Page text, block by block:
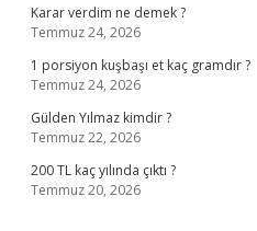
Karar verdim ne demek ?
Temmuz 24, 2026
1 porsiyon kuşbaşı et kaç gramdır ?
Temmuz 24, 2026
Gülden Yılmaz kimdir ?
Temmuz 22, 2026
200 TL kaç yılında çıktı ?
Temmuz 20, 2026